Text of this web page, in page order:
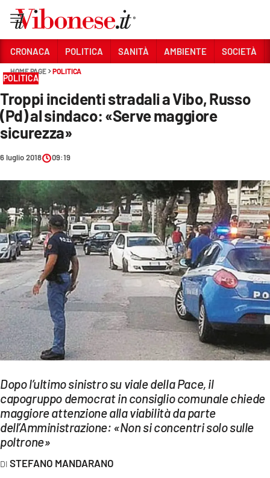
Sezioni
CRONACA
POLITICA
SOCIETÀ
CULTURA
ECONOMIA E LAVORO
EVENTI
SPORT
Streaming
LAC TV
LAC NETWORK
LAC ONAIR
LaC
CRONACA POLITICA SANITÀ AMBIENTE SOCIETÀ
HOME PAGE POLITICA
POLITICA
Troppi incidenti stradali a Vibo, Russo
(Pd) al sindaco: «Serve maggiore
sicurezza»
6 luglio 2018 09:19
Dopo l’ultimo sinistro su viale della Pace, il
capogruppo democrat in consiglio comunale chiede
maggiore attenzione alla viabilità da parte
dell’Amministrazione: «Non si concentri solo sulle
poltrone»
STEFANO MANDARANO